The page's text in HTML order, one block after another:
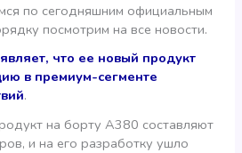
по сегодняшним официальным
посмотрим на все новости.
что ее новый продукт
в премиум-сегменте
.
на борту А380 составляют
и на его разработку ушло